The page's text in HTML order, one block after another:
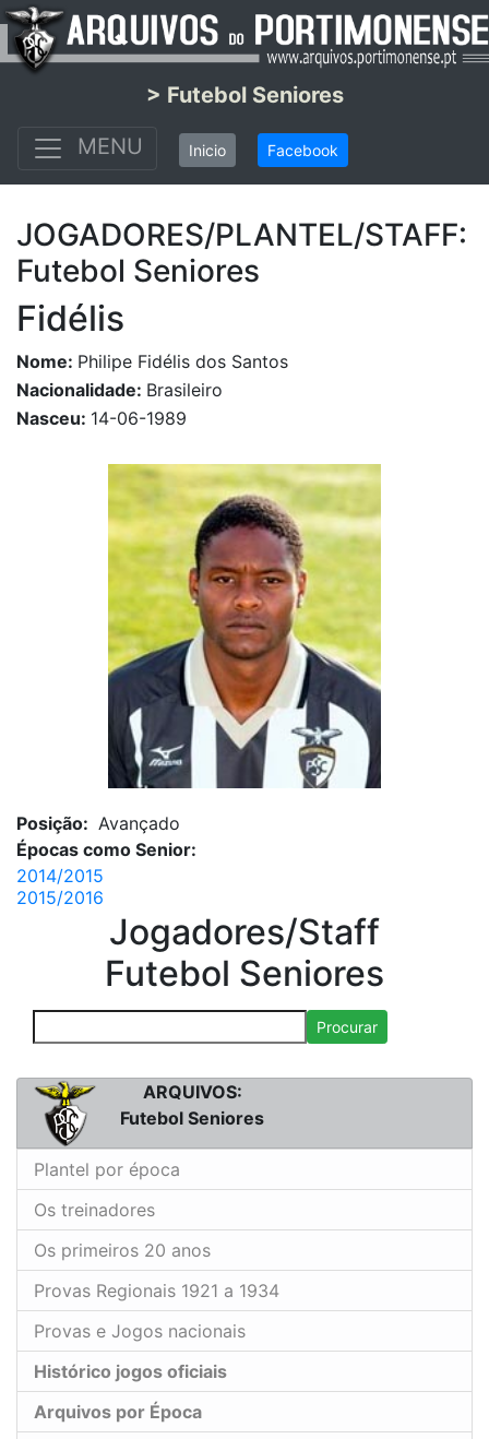
> Futebol Seniores
MENU
Inicio Facebook
JOGADORES/PLANTEL/STAFF:
Futebol Seniores
Fidélis
Nome: Philipe Fidélis dos Santos
Nacionalidade: Brasileiro
Nasceu: 14-06-1989
Posição: Avançado
Épocas como Senior:
2014/2015
2015/2016
Jogadores/Staff
Futebol Seniores
Procurar
ARQUIVOS:
Futebol Seniores
Plantel por época
Os treinadores
Os primeiros 20 anos
Provas Regionais 1921 a 1934
Provas e Jogos nacionais
Histórico jogos oficiais
Arquivos por Época